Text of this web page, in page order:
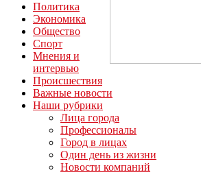
Политика
Экономика
Общество
Спорт
Мнения и
интервью
Происшествия
Важные новости
Наши рубрики
Лица города
Профессионалы
Город в лицах
Один день из жизни
Новости компаний